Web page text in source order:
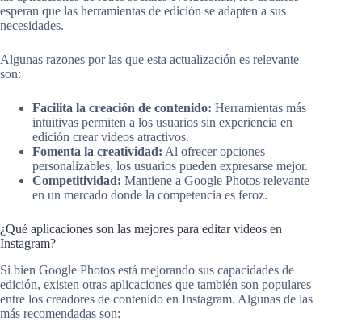
esperan que las herramientas de edición se adapten a sus
necesidades.
Algunas razones por las que esta actualización es relevante
son:
Facilita la creación de contenido: Herramientas más
intuitivas permiten a los usuarios sin experiencia en
edición crear videos atractivos.
Fomenta la creatividad: Al ofrecer opciones
personalizables, los usuarios pueden expresarse mejor.
Competitividad: Mantiene a Google Photos relevante
en un mercado donde la competencia es feroz.
¿Qué aplicaciones son las mejores para editar videos en
Instagram?
Si bien Google Photos está mejorando sus capacidades de
edición, existen otras aplicaciones que también son populares
entre los creadores de contenido en Instagram. Algunas de las
más recomendadas son: